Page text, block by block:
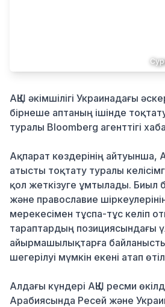
АҚШ әкімшілігі Украинадағы
бірнеше аптаның ішінде
туралы Bloomberg агенттігі
Ақпарат көздерінің айтуынша,
атысты тоқтату туралы
қол жеткізуге ұмтылады. Биыл
және православие
мерекесімен тұспа-тұс келіп
тараптардың позициясындағы
айырмашылықтарға байланысты
шегерілуі мүмкін екені атап
Алдағы күндері АҚШ ресми
Арабиясында Ресей және